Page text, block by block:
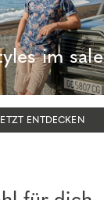
im sale
ENTDECKEN